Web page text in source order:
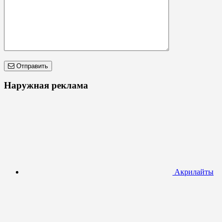
Отправить
Наружная реклама
Акрилайты